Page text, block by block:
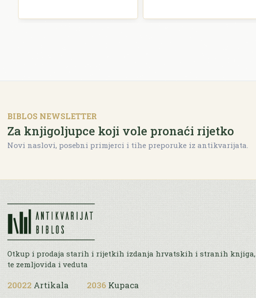
BIBLOS NEWSLETTER
Za knjigoljupce koji vole pronaći rijetko
Novi naslovi, posebni primjerci i tihe preporuke iz antikvarijata.
Otkup i prodaja starih i rijetkih izdanja hrvatskih i stranih knjiga,
te zemljovida i veduta
20022 Artikala 2036 Kupaca